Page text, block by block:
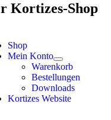
Kortizes-Shop
Shop
Mein Konto
Warenkorb
Bestellungen
Downloads
Kortizes Website